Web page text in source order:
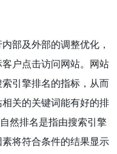
部及外部的调整优化，
户点击访问网站。网站
引擎排名的指标，从而
关的关键词能有好的排
然排名是指由搜索引擎
将符合条件的结果显示